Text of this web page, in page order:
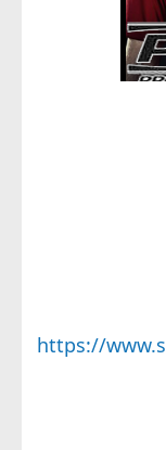
https://